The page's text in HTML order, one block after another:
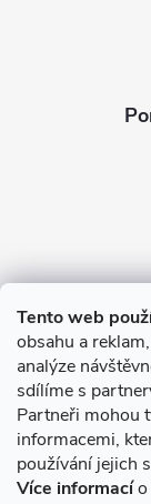
Tento web
obsahu a
analýze
sdílíme s
Partneři mohou
informacemi,
používání jejich
Více informacío
O nákupu
Novinky v
Archiv